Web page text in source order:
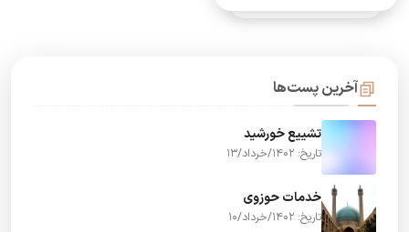
آخرین پست‌ها
تشییع خورشید
تاریخ: 1402/خرداد/13
خدمات حوزوی
تاریخ: 1402/خرداد/10